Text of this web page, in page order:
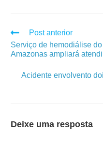
Post anterior
Serviço de hemodiálise
Amazonas ampliará
Acidente envolvento
Deixe uma resposta